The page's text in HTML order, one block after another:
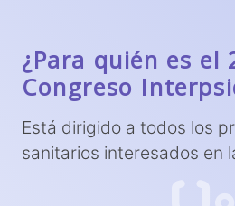
¿Para quién es el
Congreso
Está dirigido a todos los
sanitarios interesados en